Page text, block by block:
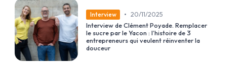
Interview • 20/11/2025
Interview de Clément Poyade. Remplacer
le sucre par le Yacon : l’histoire de 3
entrepreneurs qui veulent réinventer la
douceur